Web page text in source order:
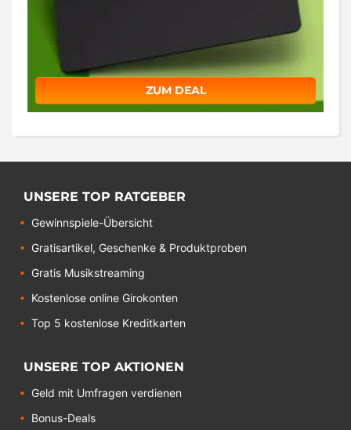
ZUM DEAL
UNSERE TOP RATGEBER
Gewinnspiele-Übersicht
Gratisartikel, Geschenke & Produktproben
Gratis Musikstreaming
Kostenlose online Girokonten
Top 5 kostenlose Kreditkarten
UNSERE TOP AKTIONEN
Geld mit Umfragen verdienen
Bonus-Deals